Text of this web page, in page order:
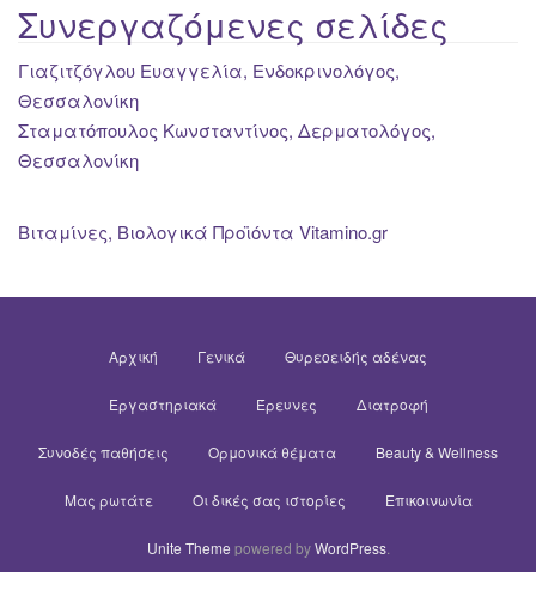
Συνεργαζόμενες σελίδες
Γιαζιτζόγλου Ευαγγελία, Ενδοκρινολόγος,
Θεσσαλονίκη
Σταματόπουλος Κωνσταντίνος, Δερματολόγος,
Θεσσαλονίκη
Βιταμίνες, Βιολογικά Προϊόντα Vitamino.gr
Αρχική Γενικά Θυρεοειδής αδένας
Εργαστηριακά Έρευνες Διατροφή
Συνοδές παθήσεις Ορμονικά θέματα Beauty & Wellness
Μας ρωτάτε Οι δικές σας ιστορίες Επικοινωνία
Unite Theme powered byWordPress.